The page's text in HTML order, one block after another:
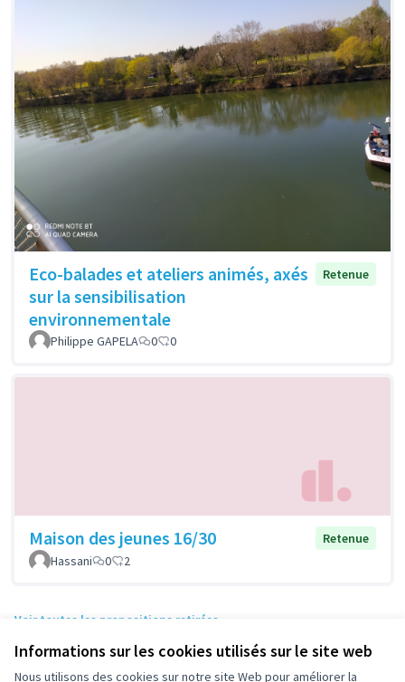
Informations sur les cookies utilisés sur le site web
Nous utilisons des cookies sur notre site Web pour améliorer la
Eco-balades et ateliers animés, axés
sur la sensibilisation
environnementale
Retenue
Philippe GAPELA 0 0
Maison des jeunes 16/30
Retenue
Hassani
0 2
Voir toutes les propositions retirées